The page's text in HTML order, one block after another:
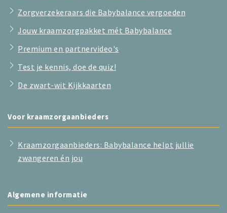
Zorgverzekeraars die Babybalance vergoeden
Jouw kraamzorgpakket mét Babybalance
Premium en partnervideo's
Test je kennis, doe de quiz!
De zwart-wit Kijkkaarten
Voor kraamzorgaanbieders
Kraamzorgaanbieders: Babybalance helpt jullie
zwangeren én jou
Algemene informatie